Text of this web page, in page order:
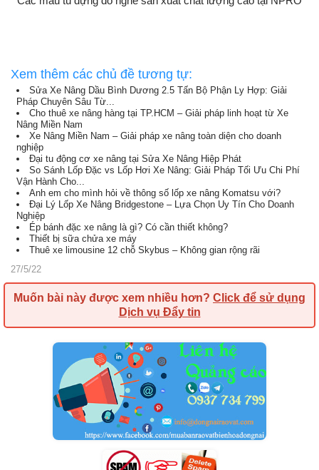
Xem thêm các chủ đề tương tự:
Sửa Xe Nâng Dầu Bình Dương 2.5 Tấn Bộ Phận Ly Hợp: Giải
Pháp Chuyên Sâu Từ...
Cho thuê xe nâng hàng tại TP.HCM – Giải pháp linh hoạt từ Xe
Nâng Miền Nam
Xe Nâng Miền Nam – Giải pháp xe nâng toàn diện cho doanh
nghiệp
Đại tu động cơ xe nâng tại Sửa Xe Nâng Hiệp Phát
So Sánh Lốp Đặc vs Lốp Hơi Xe Nâng: Giải Pháp Tối Ưu Chi Phí
Vận Hành Cho...
Anh em cho mình hỏi về thông số lốp xe nâng Komatsu với?
Đại Lý Lốp Xe Nâng Bridgestone – Lựa Chọn Uy Tín Cho Doanh
Nghiệp
Ép bánh đặc xe nâng là gì? Có cần thiết không?
Thiết bị sữa chửa xe máy
Thuê xe limousine 12 chỗ Skybus – Không gian rộng rãi
27/5/22
Muốn bài này được xem nhiều hơn? Click để sử dụng
Dịch vụ Đẩy tin